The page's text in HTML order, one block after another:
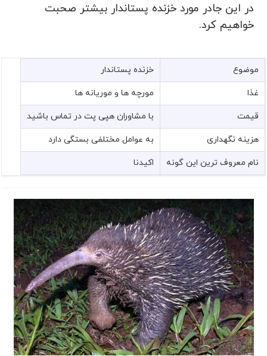
در این جادر مورد خزنده پستاندار بیشتر صحبت
خواهیم کرد.
موضوع خزنده پستاندار
غذا مورچه ها و موریانه ها
قیمت با مشاوران هپی پت در تماس باشید
هزینه نگهداری به عوامل مختلفی بستگی دارد
نام معروف ترین این گونه اکیدنا